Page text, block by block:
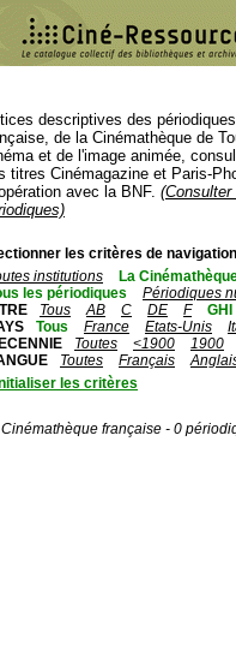
descriptives des
de la Cinémathèque de
et de l'image animée,
titres Cinémagazine et Paris-
avec la BNF.
les critères de
institutions
La
les périodiques
Périodiques
Tous AB C DE F
GHI
Tous France Etats-Unis
Toutes <1900
1900
Toutes Français
les critères
française - 0